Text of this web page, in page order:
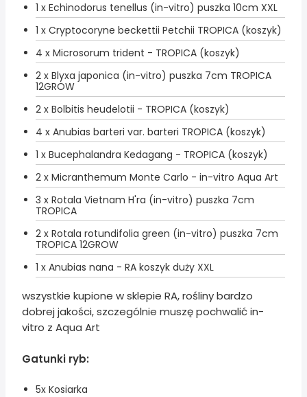
1 x Echinodorus tenellus (in-vitro) puszka 10cm XXL
1 x Cryptocoryne beckettii Petchii TROPICA (koszyk)
4 x Microsorum trident - TROPICA (koszyk)
2 x Blyxa japonica (in-vitro) puszka 7cm TROPICA
12GROW
2 x Bolbitis heudelotii - TROPICA (koszyk)
4 x Anubias barteri var. barteri TROPICA (koszyk)
1 x Bucephalandra Kedagang - TROPICA (koszyk)
2 x Micranthemum Monte Carlo - in-vitro Aqua Art
3 x Rotala Vietnam H'ra (in-vitro) puszka 7cm
TROPICA
2 x Rotala rotundifolia green (in-vitro) puszka 7cm
TROPICA 12GROW
1 x Anubias nana - RA koszyk duży XXL
wszystkie kupione w sklepie RA, rośliny bardzo
dobrej jakości, szczególnie muszę pochwalić in-
vitro z Aqua Art
Gatunki ryb:
5x Kosiarka